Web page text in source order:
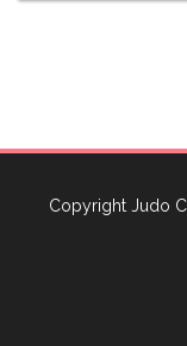
Copyright Judo